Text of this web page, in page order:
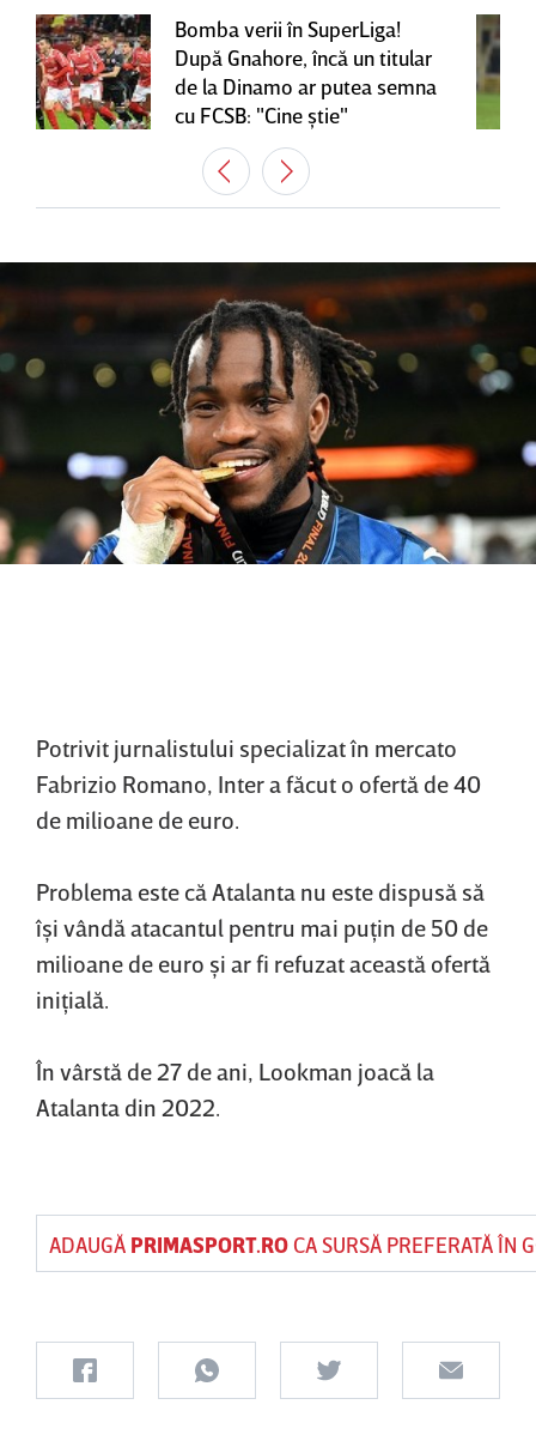
Bomba verii în SuperLiga!
După Gnahore, încă un titular
de la Dinamo ar putea semna
cu FCSB: "Cine ştie"
Potrivit jurnalistului specializat în mercato
Fabrizio Romano, Inter a făcut o ofertă de 40
de milioane de euro.
Problema este că Atalanta nu este dispusă să
îşi vândă atacantul pentru mai puţin de 50 de
milioane de euro şi ar fi refuzat această ofertă
iniţială.
În vârstă de 27 de ani, Lookman joacă la
Atalanta din 2022.
ADAUGĂ PRIMASPORT.ROCA SURSĂ PREFERATĂ ÎN